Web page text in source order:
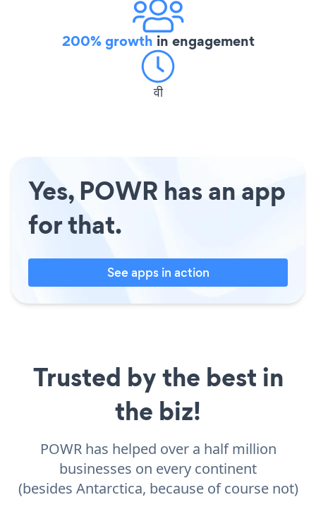
200% growth in engagement
वी
Yes, POWR has an app
for that.
See apps in action
Trusted by the best in
the biz!
POWR has helped over a half million
businesses on every continent
(besides Antarctica, because of course not)